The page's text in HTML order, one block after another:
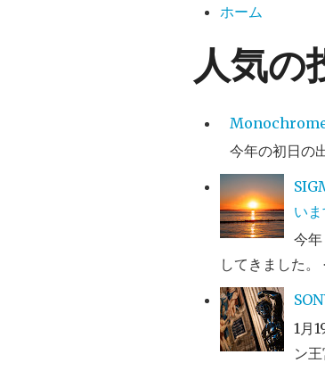
ホーム
人気の
今年の初日の
い
今
してきました
1月
ン